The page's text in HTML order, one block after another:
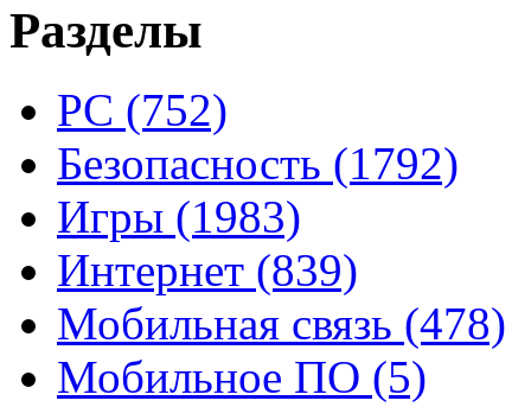
Разделы
PC (752)
Безопасность (1792)
Игры (1983)
Интернет (839)
Мобильная связь (478)
Мобильное ПО (5)